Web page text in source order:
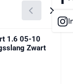
1.6 05-10
Zwart